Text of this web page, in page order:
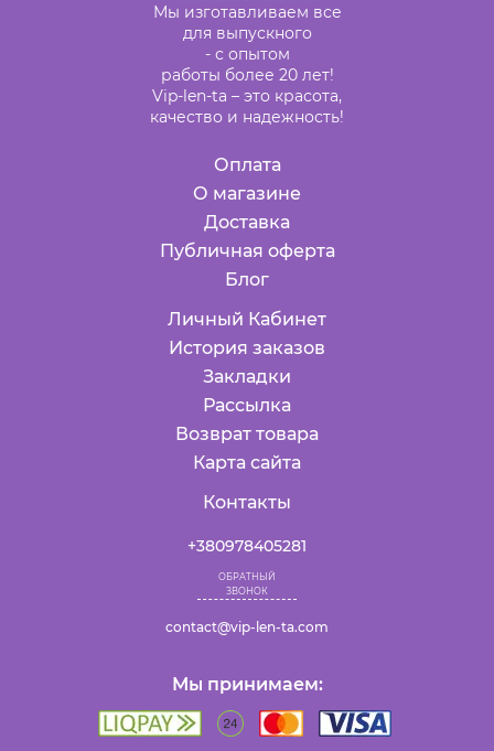
Мы изготавливаем все
для выпускного
- с опытом
работы более 20 лет!
Vip-len-ta – это красота,
качество и надежность!
Оплата
О магазине
Доставка
Публичная оферта
Блог
Личный Кабинет
История заказов
Закладки
Рассылка
Возврат товара
Карта сайта
Контакты
+380978405281
ОБРАТНЫЙ
ЗВОНОК
contact@vip-len-ta.com
Мы принимаем: